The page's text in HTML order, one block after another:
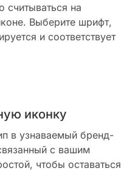
считываться на
Выберите шрифт,
и соответствует
иконку
в узнаваемый бренд-
с вашим
чтобы оставаться